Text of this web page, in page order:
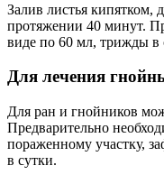
Залив листья кипятком,
протяжении 40 минут.
виде по 60 мл, трижды в
Для лечения
Для ран и гнойников
Предварительно
пораженному участку,
в сутки.